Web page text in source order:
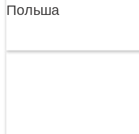
Польша